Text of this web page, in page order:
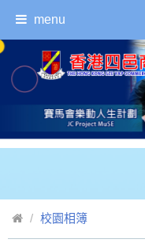
menu
校園相簿